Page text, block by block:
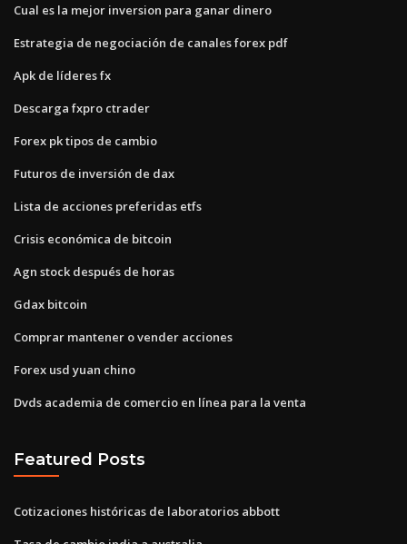
Cual es la mejor inversion para ganar dinero
Estrategia de negociación de canales forex pdf
Apk de líderes fx
Descarga fxpro ctrader
Forex pk tipos de cambio
Futuros de inversión de dax
Lista de acciones preferidas etfs
Crisis económica de bitcoin
Agn stock después de horas
Gdax bitcoin
Comprar mantener o vender acciones
Forex usd yuan chino
Dvds academia de comercio en línea para la venta
Featured Posts
Cotizaciones históricas de laboratorios abbott